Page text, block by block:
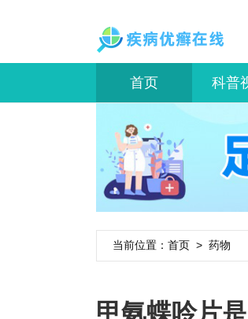
首页 科普
当前位置： 首页 > 药物
甲氨蝶呤片